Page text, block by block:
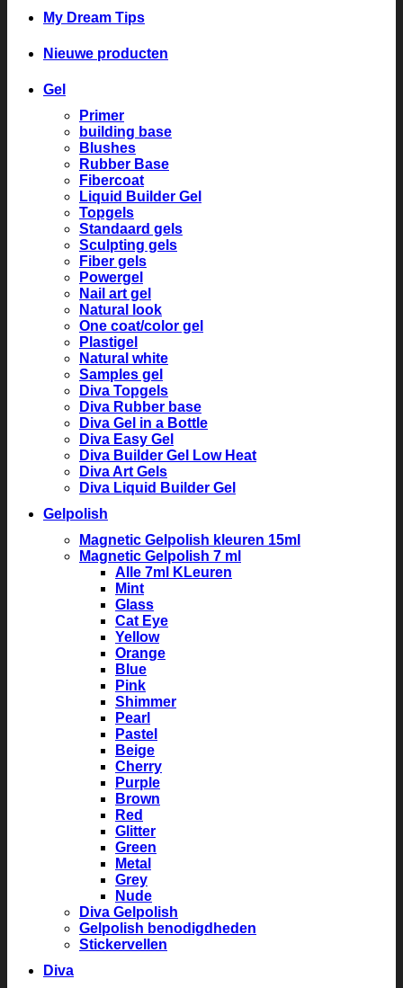
My Dream Tips
Nieuwe producten
Gel
Primer
building base
Blushes
Rubber Base
Fibercoat
Liquid Builder Gel
Topgels
Standaard gels
Sculpting gels
Fiber gels
Powergel
Nail art gel
Natural look
One coat/color gel
Plastigel
Natural white
Samples gel
Diva Topgels
Diva Rubber base
Diva Gel in a Bottle
Diva Easy Gel
Diva Builder Gel Low Heat
Diva Art Gels
Diva Liquid Builder Gel
Gelpolish
Magnetic Gelpolish kleuren 15ml
Magnetic Gelpolish 7 ml
Alle 7ml KLeuren
Mint
Glass
Cat Eye
Yellow
Orange
Blue
Pink
Shimmer
Pearl
Pastel
Beige
Cherry
Purple
Brown
Red
Glitter
Green
Metal
Grey
Nude
Diva Gelpolish
Gelpolish benodigdheden
Stickervellen
Diva